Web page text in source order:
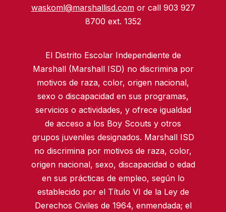
waskoml@marshallisd.comor call 903 927
8700 ext. 1352
El Distrito Escolar Independiente de
Marshall (Marshall ISD) no discrimina por
motivos de raza, color, origen nacional,
sexo o discapacidad en sus programas,
servicios o actividades, y ofrece igualdad
de acceso a los Boy Scouts y otros
grupos juveniles designados. Marshall ISD
no discrimina por motivos de raza, color,
origen nacional, sexo, discapacidad o edad
en sus prácticas de empleo, según lo
establecido por el Título VI de la Ley de
Derechos Civiles de 1964, enmendada; el